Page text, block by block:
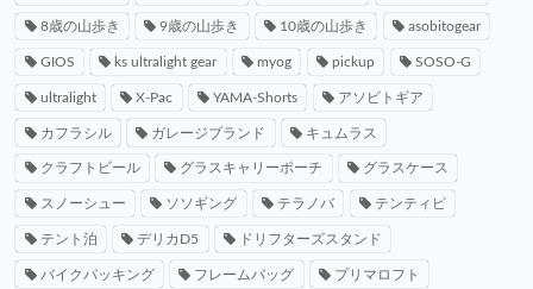
8歳の山歩き 9歳の山歩き 10歳の山歩き asobitogear
GIOS ks ultralight gear myog pickup SOSO-G
ultralight X-Pac YAMA-Shorts アソビトギア
カフラシル ガレージブランド キュムラス
クラフトビール グラスキャリーポーチ グラスケース
スノーシュー ソソギング テラノバ テンティピ
テント泊 デリカD5 ドリフターズスタンド
バイクパッキング フレームバッグ プリマロフト